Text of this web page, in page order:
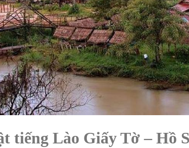
tiếng Lào Giấy Tờ – Hồ